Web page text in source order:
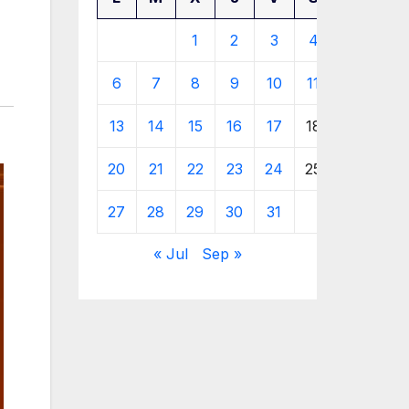
1 2 3 4
6 7 8 9 10 11
13 14 15 16 17 18
20 21 22 23 24 25
27 28 29 30 31
« Jul Sep »